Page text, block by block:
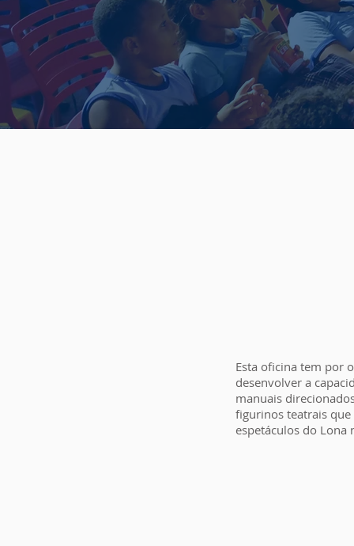
Esta oficina tem por
desenvolver a
manuais
figurinos teatrais
espetáculos do Lona